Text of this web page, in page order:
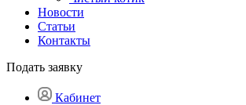
Новости
Статьи
Контакты
Подать заявку
Кабинет